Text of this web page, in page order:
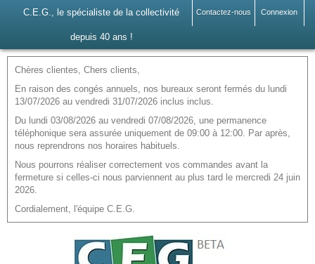
Connexion
Contactez-nous
C.E.G., le spécialiste de la collectivité
depuis 40 ans !
Chères clientes, Chers clients,
En raison des congés annuels, nos bureaux seront fermés du lundi
13/07/2026 au vendredi 31/07/2026 inclus inclus.
Du lundi 03/08/2026 au vendredi 07/08/2026, une permanence
téléphonique sera assurée uniquement de 09:00 à 12:00. Par après,
nous reprendrons nos horaires habituels.
Nous pourrons réaliser correctement vos commandes avant la
fermeture si celles-ci nous parviennent au plus tard le mercredi 24 juin
2026.
Cordialement, l'équipe C.E.G.